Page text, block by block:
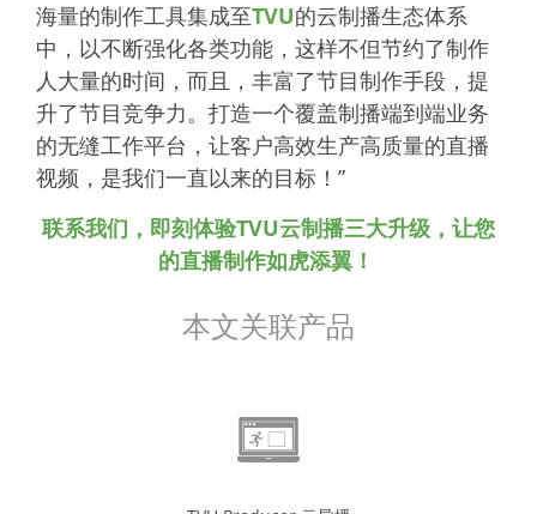
海量的制作工具集成至TVU的云制播生态体系
中，以不断强化各类功能，这样不但节约了制作
人大量的时间，而且，丰富了节目制作手段，提
升了节目竞争力。打造一个覆盖制播端到端业务
的无缝工作平台，让客户高效生产高质量的直播
视频，是我们一直以来的目标！”
联系我们，即刻体验TVU云制播三大升级，让您
的直播制作如虎添翼！
本文关联产品